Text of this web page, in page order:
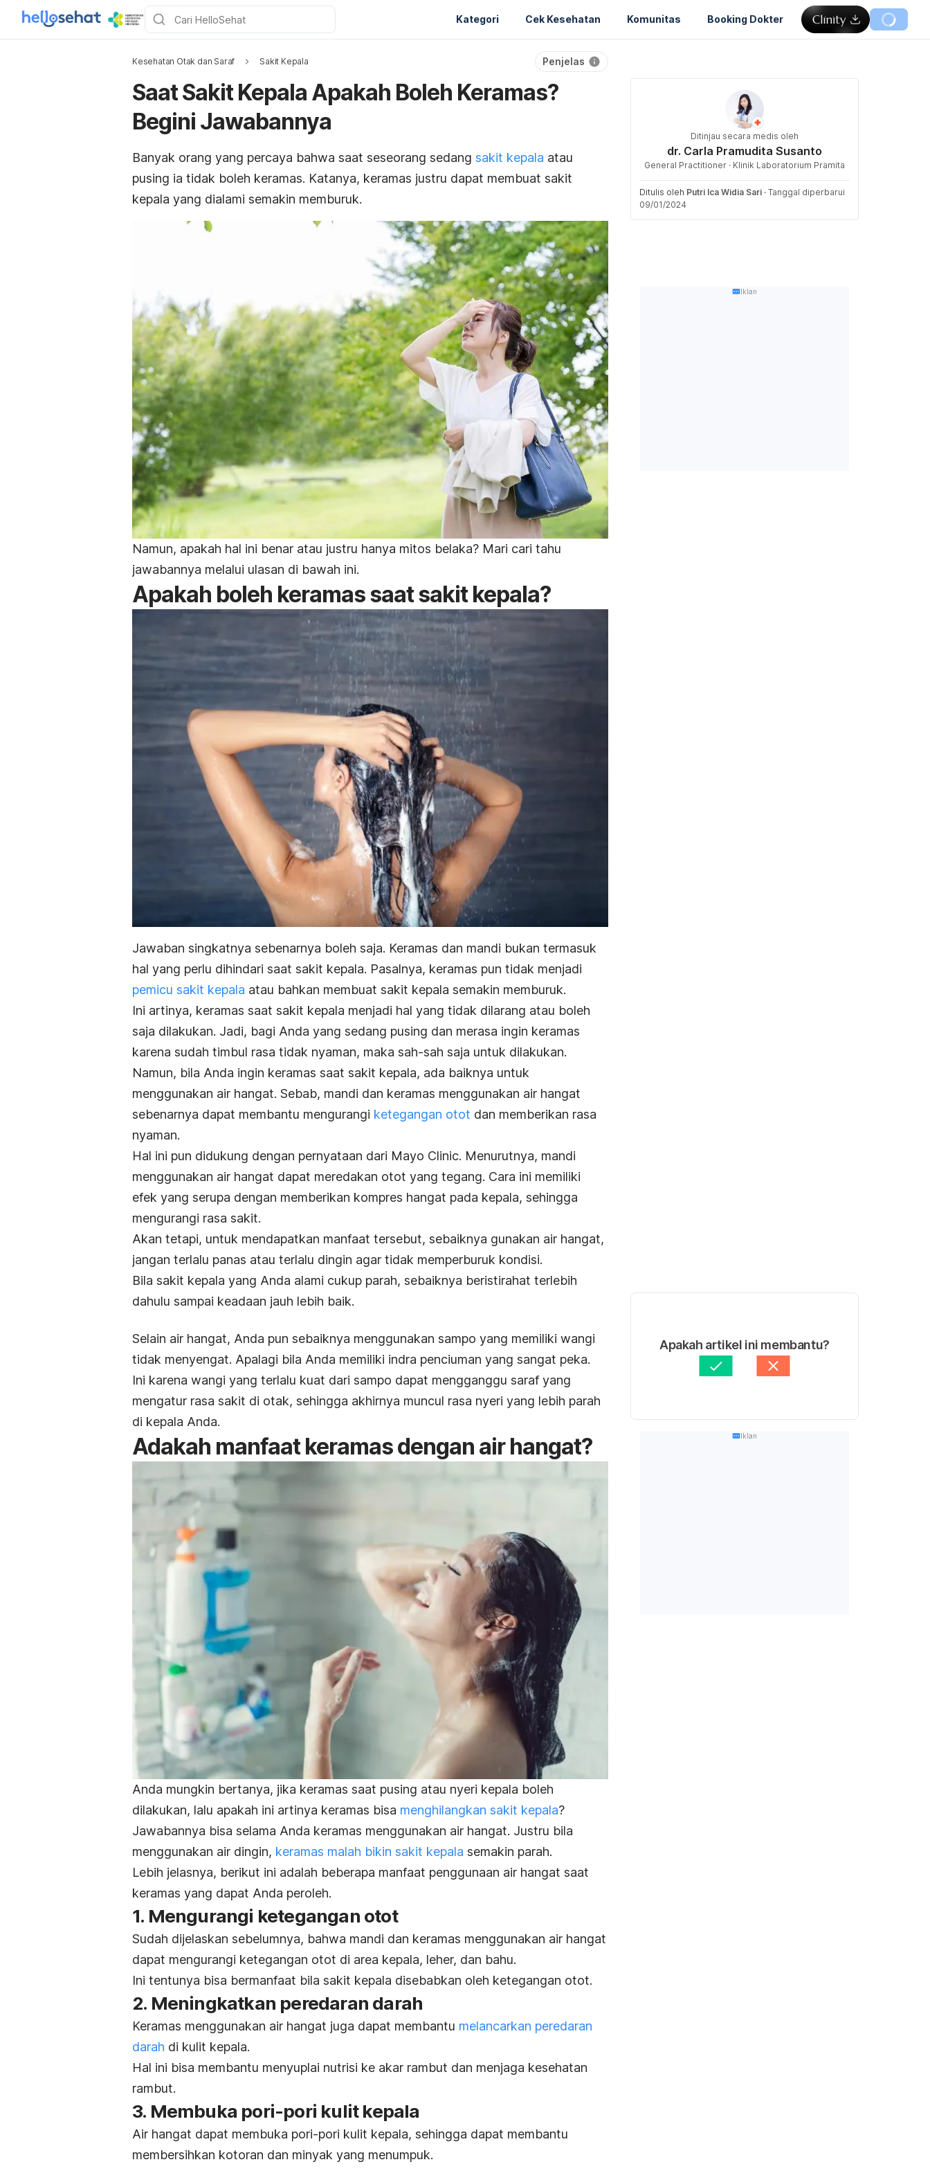
Kategori Cek Kesehatan Komunitas Booking Dokter
Kesehatan Otak dan Saraf Sakit Kepala Penjelas
Saat Sakit Kepala Apakah Boleh Keramas?
Begini Jawabannya
Banyak orang yang percaya bahwa saat seseorang sedang sakit kepala atau
pusing ia tidak boleh keramas. Katanya, keramas justru dapat membuat sakit
kepala yang dialami semakin memburuk.
Namun, apakah hal ini benar atau justru hanya mitos belaka? Mari cari tahu
jawabannya melalui ulasan di bawah ini.
Apakah boleh keramas saat sakit kepala?
Jawaban singkatnya sebenarnya boleh saja. Keramas dan mandi bukan termasuk
hal yang perlu dihindari saat sakit kepala. Pasalnya, keramas pun tidak menjadi
pemicu sakit kepala atau bahkan membuat sakit kepala semakin memburuk.
Ini artinya, keramas saat sakit kepala menjadi hal yang tidak dilarang atau boleh
saja dilakukan. Jadi, bagi Anda yang sedang pusing dan merasa ingin keramas
karena sudah timbul rasa tidak nyaman, maka sah-sah saja untuk dilakukan.
Namun, bila Anda ingin keramas saat sakit kepala, ada baiknya untuk
menggunakan air hangat. Sebab, mandi dan keramas menggunakan air hangat
sebenarnya dapat membantu mengurangi ketegangan otot dan memberikan rasa
nyaman.
Hal ini pun didukung dengan pernyataan dari Mayo Clinic. Menurutnya, mandi
menggunakan air hangat dapat meredakan otot yang tegang. Cara ini memiliki
efek yang serupa dengan memberikan kompres hangat pada kepala, sehingga
mengurangi rasa sakit.
Akan tetapi, untuk mendapatkan manfaat tersebut, sebaiknya gunakan air hangat,
jangan terlalu panas atau terlalu dingin agar tidak memperburuk kondisi.
Bila sakit kepala yang Anda alami cukup parah, sebaiknya beristirahat terlebih
dahulu sampai keadaan jauh lebih baik.
Selain air hangat, Anda pun sebaiknya menggunakan sampo yang memiliki wangi
tidak menyengat. Apalagi bila Anda memiliki indra penciuman yang sangat peka.
Ini karena wangi yang terlalu kuat dari sampo dapat mengganggu saraf yang
mengatur rasa sakit di otak, sehingga akhirnya muncul rasa nyeri yang lebih parah
di kepala Anda.
Adakah manfaat keramas dengan air hangat?
Anda mungkin bertanya, jika keramas saat pusing atau nyeri kepala boleh
dilakukan, lalu apakah ini artinya keramas bisa menghilangkan sakit kepala?
Jawabannya bisa selama Anda keramas menggunakan air hangat. Justru bila
menggunakan air dingin, keramas malah bikin sakit kepala semakin parah.
Lebih jelasnya, berikut ini adalah beberapa manfaat penggunaan air hangat saat
keramas yang dapat Anda peroleh.
1. Mengurangi ketegangan otot
Sudah dijelaskan sebelumnya, bahwa mandi dan keramas menggunakan air hangat
dapat mengurangi ketegangan otot di area kepala, leher, dan bahu.
Ini tentunya bisa bermanfaat bila sakit kepala disebabkan oleh ketegangan otot.
2. Meningkatkan peredaran darah
Keramas menggunakan air hangat juga dapat membantu melancarkan peredaran
darah di kulit kepala.
Hal ini bisa membantu menyuplai nutrisi ke akar rambut dan menjaga kesehatan
rambut.
3. Membuka pori-pori kulit kepala
Air hangat dapat membuka pori-pori kulit kepala, sehingga dapat membantu
membersihkan kotoran dan minyak yang menumpuk.
Ditinjau secara medis oleh
dr. Carla Pramudita Susanto
General Practitioner · Klinik Laboratorium Pramita
Ditulis oleh Putri Ica Widia Sari · Tanggal diperbarui
09/01/2024
Iklan
Apakah artikel ini membantu?
Iklan